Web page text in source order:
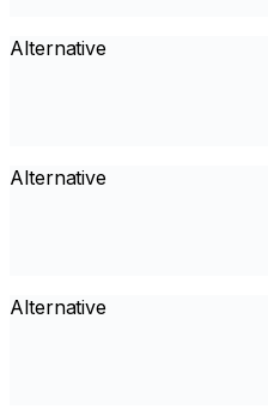
Alternative
Alternative
Alternative